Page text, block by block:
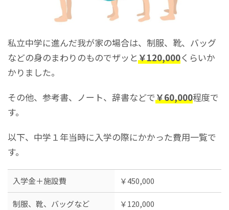
私立中学に進んだ我が家の場合は、制服、靴、バッグ
などの身のまわりのものでザッと￥120,000くらいか
かりました。
その他、参考書、ノート、辞書などで￥60,000程度で
す。
以下、中学１年当時に入学の際にかかった費用一覧で
す。
入学金＋施設費 ￥450,000
制服、靴、バッグなど ￥120,000